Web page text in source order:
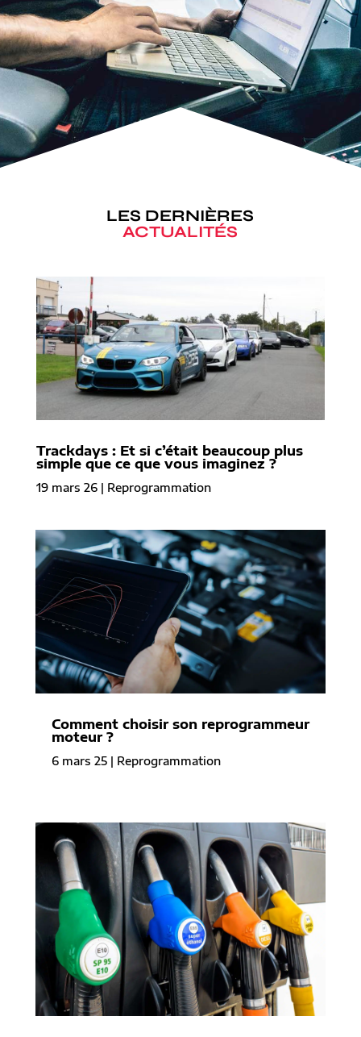
LES DERNIÈRES
ACTUALITÉS
Trackdays : Et si c’était beaucoup plus
simple que ce que vous imaginez ?
19 mars 26| Reprogrammation
Comment choisir son reprogrammeur
moteur ?
6 mars 25| Reprogrammation